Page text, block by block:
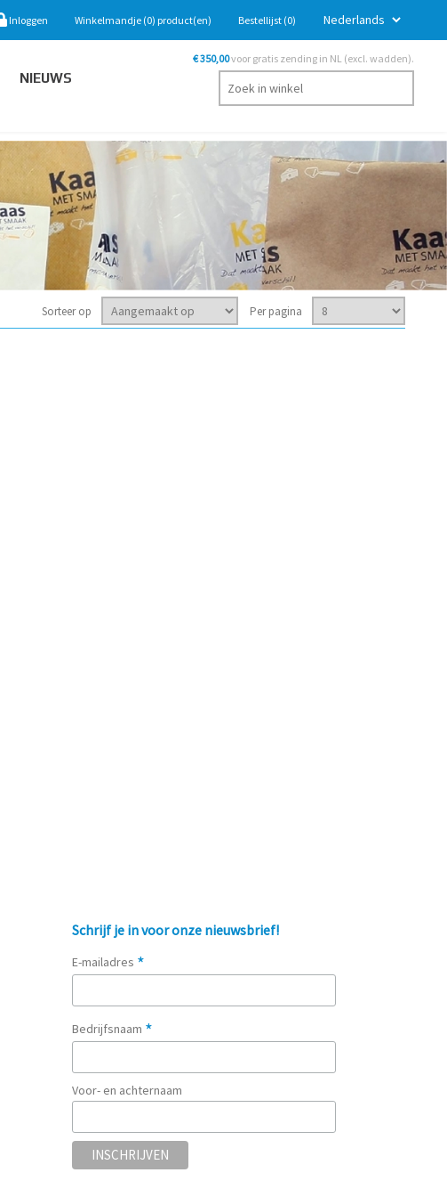
Inloggen Winkelmandje (0) product(en) Bestellijst (0)
NIEUWS
€ 350,00voor gratis zending in NL (excl. wadden).
Sorteer op Per pagina
Schrijf je in voor onze nieuwsbrief!
E-mailadres *
Bedrijfsnaam *
Voor- en achternaam